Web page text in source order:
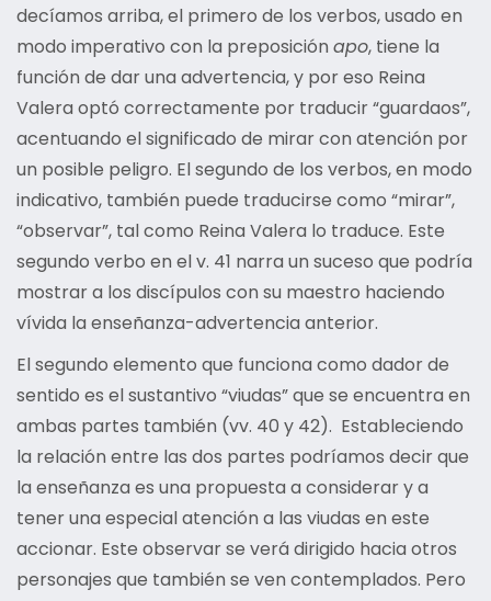
decíamos arriba, el primero de los verbos, usado en
modo imperativo con la preposición apo, tiene la
función de dar una advertencia, y por eso Reina
Valera optó correctamente por traducir “guardaos”,
acentuando el significado de mirar con atención por
un posible peligro. El segundo de los verbos, en modo
indicativo, también puede traducirse como “mirar”,
“observar”, tal como Reina Valera lo traduce. Este
segundo verbo en el v. 41 narra un suceso que podría
mostrar a los discípulos con su maestro haciendo
vívida la enseñanza-advertencia anterior.
El segundo elemento que funciona como dador de
sentido es el sustantivo “viudas” que se encuentra en
ambas partes también (vv. 40 y 42). Estableciendo
la relación entre las dos partes podríamos decir que
la enseñanza es una propuesta a considerar y a
tener una especial atención a las viudas en este
accionar. Este observar se verá dirigido hacia otros
personajes que también se ven contemplados. Pero